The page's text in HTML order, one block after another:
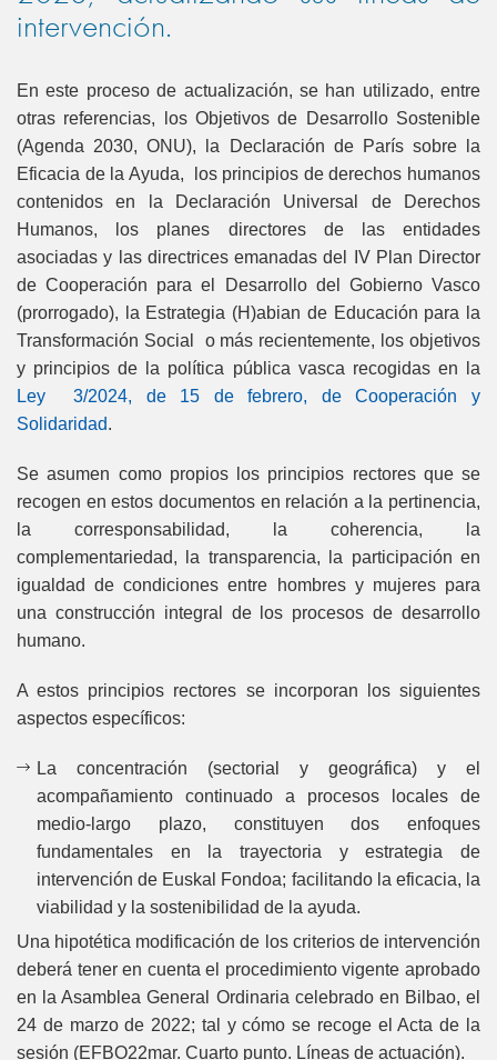
intervención.
En este proceso de actualización, se han utilizado, entre
otras referencias, los Objetivos de Desarrollo Sostenible
(Agenda 2030, ONU), la Declaración de París sobre la
Eficacia de la Ayuda, los principios de derechos humanos
contenidos en la Declaración Universal de Derechos
Humanos, los planes directores de las entidades
asociadas y las directrices emanadas del IV Plan Director
de Cooperación para el Desarrollo del Gobierno Vasco
(prorrogado), la Estrategia (H)abian de Educación para la
Transformación Social o más recientemente, los objetivos
y principios de la política pública vasca recogidas en la
Ley 3/2024, de 15 de febrero, de Cooperación y
Solidaridad.
Se asumen como propios los principios rectores que se
recogen en estos documentos en relación a la pertinencia,
la corresponsabilidad, la coherencia, la
complementariedad, la transparencia, la participación en
igualdad de condiciones entre hombres y mujeres para
una construcción integral de los procesos de desarrollo
humano.
A estos principios rectores se incorporan los siguientes
aspectos específicos:
La concentración (sectorial y geográfica) y el
acompañamiento continuado a procesos locales de
medio-largo plazo, constituyen dos enfoques
fundamentales en la trayectoria y estrategia de
intervención de Euskal Fondoa; facilitando la eficacia, la
viabilidad y la sostenibilidad de la ayuda.
Una hipotética modificación de los criterios de intervención
deberá tener en cuenta el procedimiento vigente aprobado
en la Asamblea General Ordinaria celebrado en Bilbao, el
24 de marzo de 2022; tal y cómo se recoge el Acta de la
sesión (EFBO22mar. Cuarto punto. Líneas de actuación).